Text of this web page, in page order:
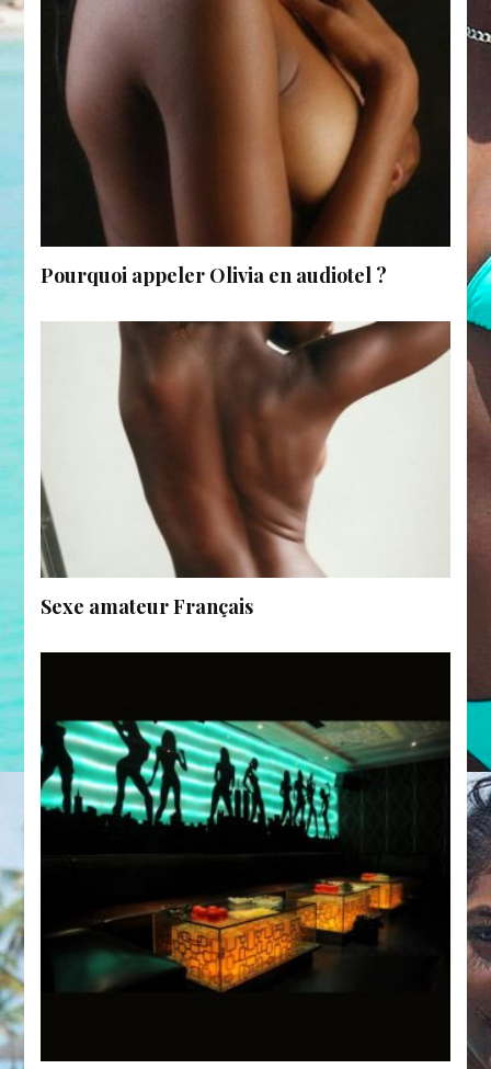
Pourquoi appeler Olivia en audiotel ?
Sexe amateur Français